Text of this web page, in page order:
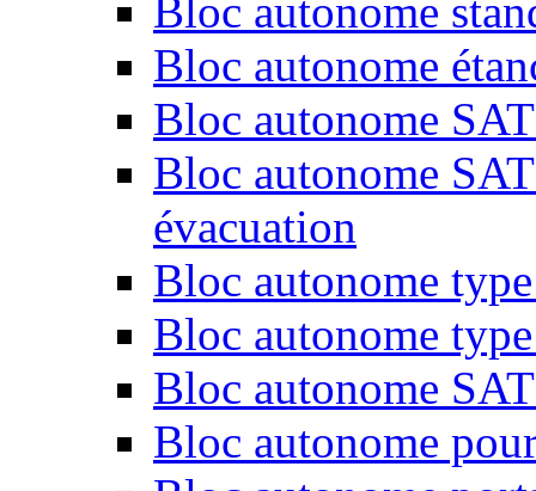
Bloc autonome
Bloc autonome
Bloc autonome
Bloc autonome
évacuation
Bloc autonome
Bloc autonome
Bloc autonome
Bloc autonome